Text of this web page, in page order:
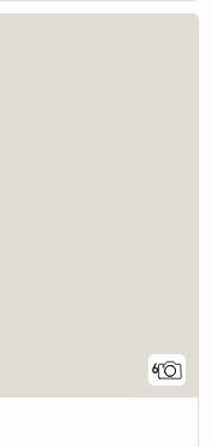
6